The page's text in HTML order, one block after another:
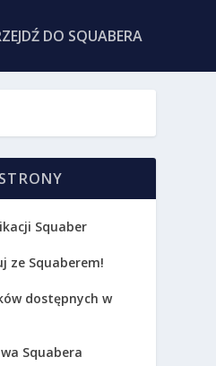
DO SQUABERA
Squaber
ze Squaberem!
dostępnych w
Squabera